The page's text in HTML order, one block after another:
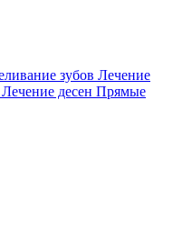
зубов Лечение
Лечение десен Прямые